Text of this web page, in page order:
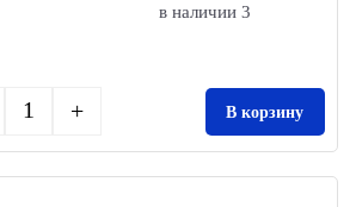
в наличии 3
Quantity
+ В корзину